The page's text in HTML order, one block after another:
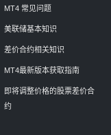
MT4 常见问题
美联储基本知识
差价合约相关知识
MT4最新版本获取指南
即将调整价格的股票差价合
约